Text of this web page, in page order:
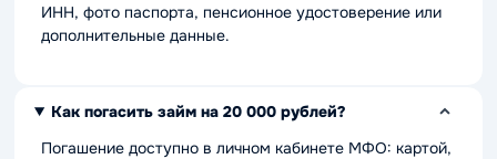
ИНН, фото паспорта, пенсионное удостоверение или
дополнительные данные.
Как погасить займ на 20 000 рублей?
Погашение доступно в личном кабинете МФО: картой,